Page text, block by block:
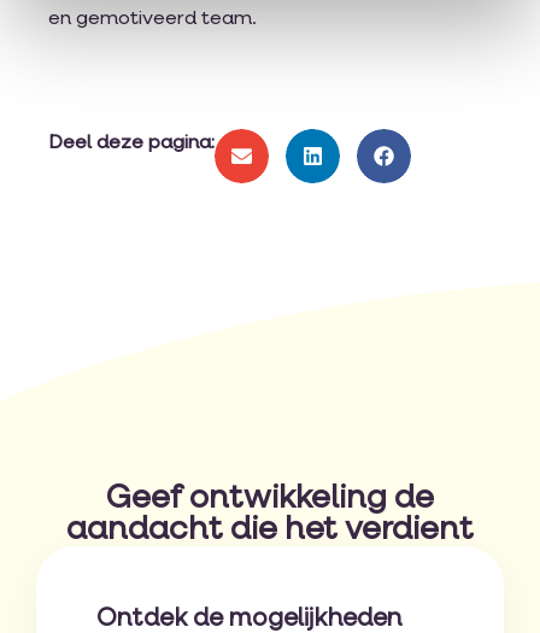
en gemotiveerd team.
Deel deze pagina:
Geef ontwikkeling de
aandacht die het verdient
Ontdek de mogelijkheden